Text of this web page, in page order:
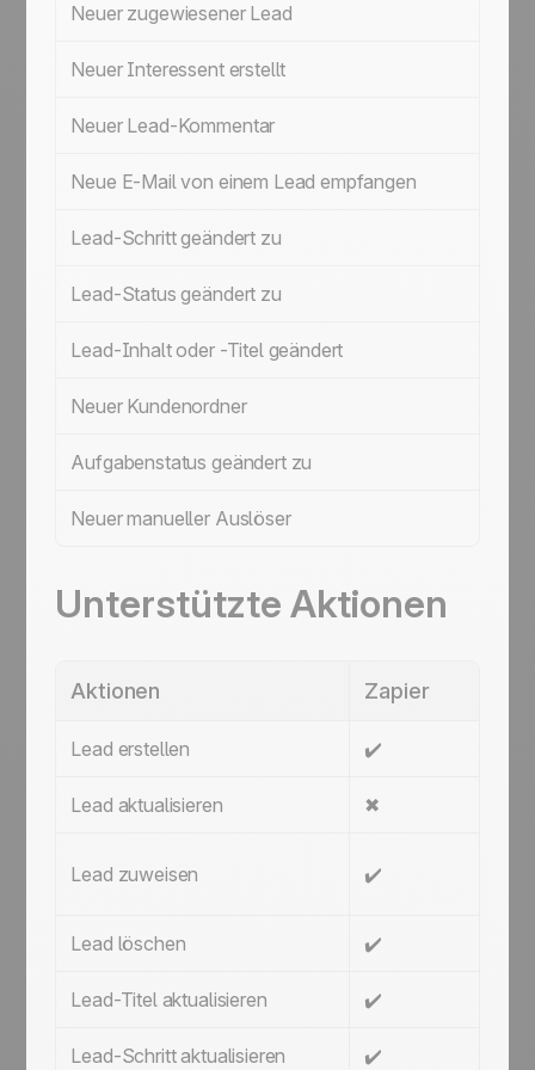
Neuer zugewiesener Lead
Neuer Interessent erstellt
Neuer Lead-Kommentar
Neue E-Mail von einem Lead empfangen
Lead-Schritt geändert zu
Lead-Status geändert zu
Lead-Inhalt oder -Titel geändert
Neuer Kundenordner
Aufgabenstatus geändert zu
Neuer manueller Auslöser
Unterstützte Aktionen
Aktionen Zapier
Lead erstellen ✔️
Lead aktualisieren ✖
Lead zuweisen ✔️
Lead löschen ✔️
Lead-Titel aktualisieren ✔️
Lead-Schritt aktualisieren ✔️